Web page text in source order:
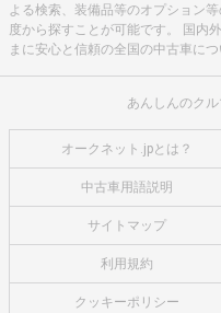
よる検索、装備品等のオプション
度から探すことが可能です。 国内
まに安心と信頼の全国の中古車に
あんしんのク
オークネット.jpとは？
中古車用語説明
サイトマップ
利用規約
クッキーポリシー